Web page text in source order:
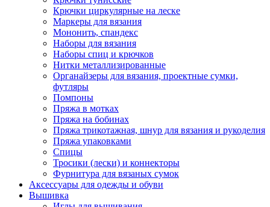
Крючки циркулярные на леске
Маркеры для вязания
Мононить, спандекс
Наборы для вязания
Наборы спиц и крючков
Нитки металлизированные
Органайзеры для вязания, проектные сумки,
футляры
Помпоны
Пряжа в мотках
Пряжа на бобинах
Пряжа трикотажная, шнур для вязания и рукоделия
Пряжа упаковками
Спицы
Тросики (лески) и коннекторы
Фурнитура для вязаных сумок
Аксессуары для одежды и обуви
Вышивка